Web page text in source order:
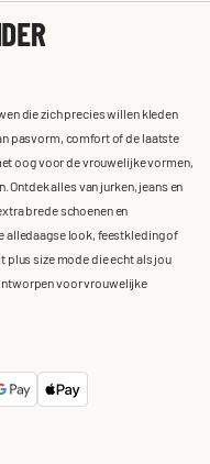
die zich precies willen kleden
pasvorm, comfort of de laatste
oog voor de vrouwelijke vormen,
Ontdek alles van jurken, jeans en
brede schoenen en
alledaagse look, feestkleding of
plus size mode die echt als jou
voor vrouwelijke